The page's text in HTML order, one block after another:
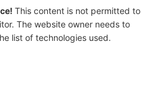
This content is not permitted to
The website owner needs to
list of technologies used.